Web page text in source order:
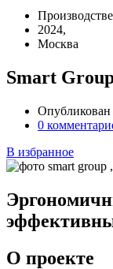
2024,
Москва
Smart
Опубликован
0
В избранное
О проекте